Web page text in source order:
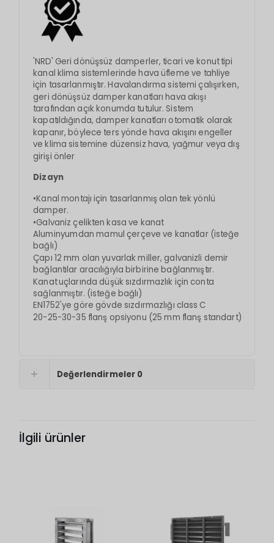
'NRD' Geri dönüşsüz damperler, ticari ve konut tipi
kanal klima sistemlerinde hava üfleme ve tahliye
için tasarlanmıştır. Havalandırma sistemi çalışırken,
geri dönüşsüz damper kanatları hava akışı
tarafından açık konumda tutulur. Sistem
kapatıldığında, damper kanatları otomatik olarak
kapanır, böylece ters yönde hava akışını engeller
ve klima sistemine düzensiz hava, yağmur veya dış
girişi önler
Dizayn
•Kanal montajı için tasarlanmış olan tek yönlü
damper.
•Galvaniz çelikten kasa ve kanat
Aluminyumdan mamul çerçeve ve kanatlar (isteğe
bağlı)
Çapı 12 mm olan yuvarlak miller, galvanizli demir
bağlantılar aracılığıyla birbirine bağlanmıştır.
Kanat uçlarında düşük sızdırmazlık için conta
sağlanmıştır. (isteğe bağlı)
EN1752'ye göre gövde sızdırmazlığı class C
20-25-30-35 flanş opsiyonu (25 mm flanş standart)
Değerlendirmeler 0
İlgili ürünler